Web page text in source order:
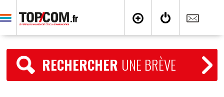
RECHERCHER UNE BRÈVE